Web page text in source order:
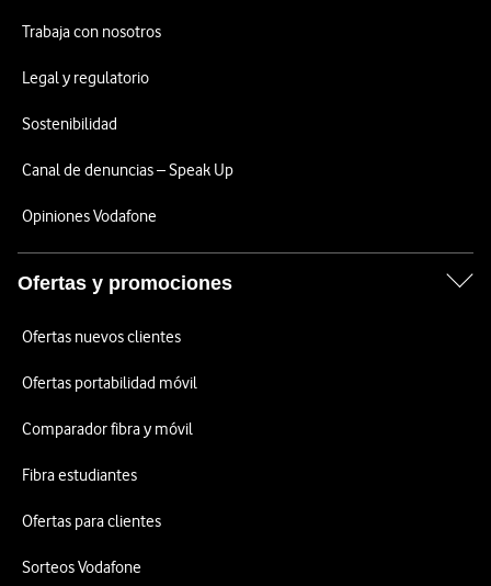
Trabaja con nosotros
Legal y regulatorio
Sostenibilidad
Canal de denuncias – Speak Up
Opiniones Vodafone
Ofertas y promociones
Ofertas nuevos clientes
Ofertas portabilidad móvil
Comparador fibra y móvil
Fibra estudiantes
Ofertas para clientes
Sorteos Vodafone